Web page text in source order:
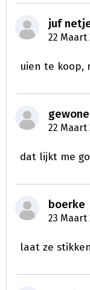
juf
22 Maart
uien te koop,
22 Maart
dat lijkt me
boerke
23 Maart
laat ze